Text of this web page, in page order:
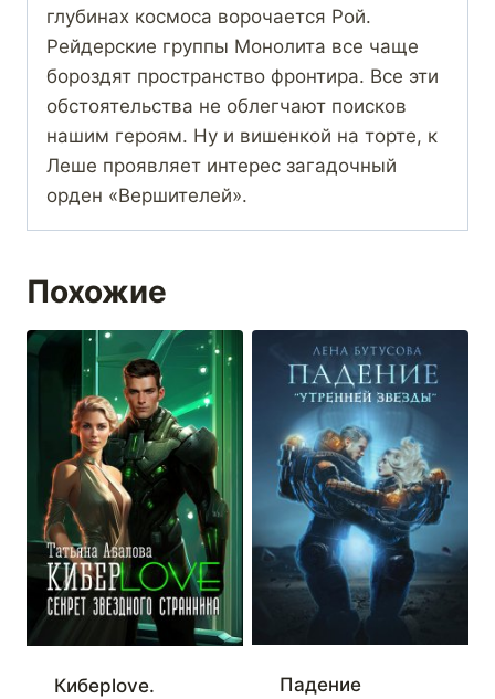
глубинах космоса ворочается Рой.
Рейдерские группы Монолита все чаще
бороздят пространство фронтира. Все эти
обстоятельства не облегчают поисков
нашим героям. Ну и вишенкой на торте, к
Леше проявляет интерес загадочный
орден «Вершителей».
Похожие
Киберlove.
Падение